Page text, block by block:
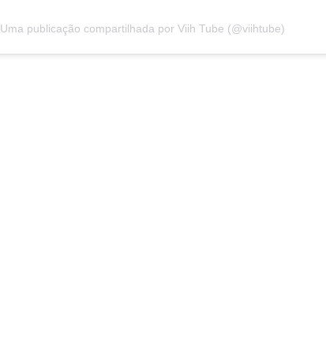
Uma publicação compartilhada por Viih Tube (@viihtube)